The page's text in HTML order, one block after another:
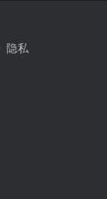
隐私